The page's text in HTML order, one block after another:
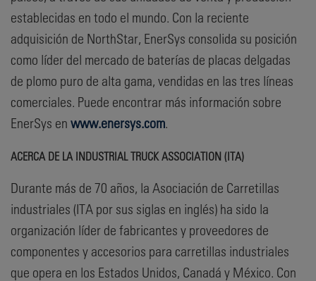
establecidas en todo el mundo. Con la reciente
adquisición de NorthStar, EnerSys consolida su posición
como líder del mercado de baterías de placas delgadas
de plomo puro de alta gama, vendidas en las tres líneas
comerciales. Puede encontrar más información sobre
EnerSys en www.enersys.com.
ACERCA DE LA INDUSTRIAL TRUCK ASSOCIATION (ITA)
Durante más de 70 años, la Asociación de Carretillas
industriales (ITA por sus siglas en inglés) ha sido la
organización líder de fabricantes y proveedores de
componentes y accesorios para carretillas industriales
que opera en los Estados Unidos, Canadá y México. Con